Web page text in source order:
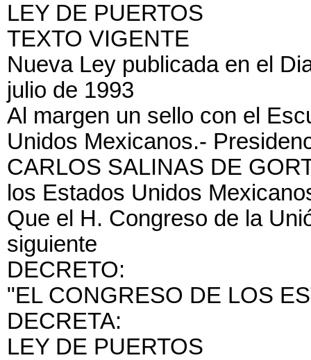
LEY DE PUERTOS
TEXTO VIGENTE
Nueva Ley publicada en el
julio de 1993
Al margen un sello con el
Unidos Mexicanos.-
CARLOS SALINAS DE
los Estados Unidos
Que el H. Congreso de la
siguiente
DECRETO:
"EL CONGRESO DE LOS
DECRETA:
LEY DE PUERTOS